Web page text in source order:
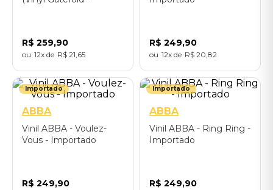
R$ 259,90
12 R$ 21,65
R$ 249,90
12 R$ 20,82
Importado
ABBA
Vinil ABBA - Voulez-
Vous - Importado
R$ 249,90
Importado
ABBA
Vinil ABBA - Ring Ring -
Importado
R$ 249,90